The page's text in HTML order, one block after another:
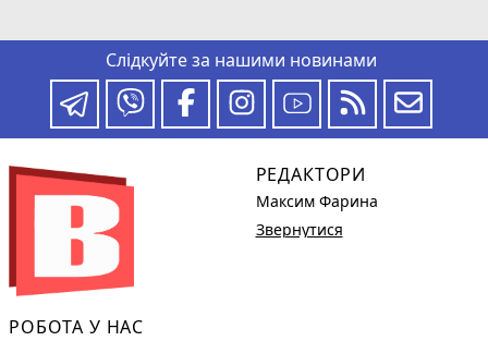
Слідкуйте за нашими новинами
РОБОТА У НАС
РЕДАКТОРИ
Максим Фарина
Звернутися